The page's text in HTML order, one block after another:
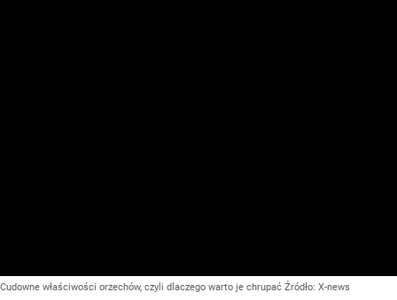
Cudowne właściwości orzechów, czyli dlaczego warto je chrupać Źródło: X-news